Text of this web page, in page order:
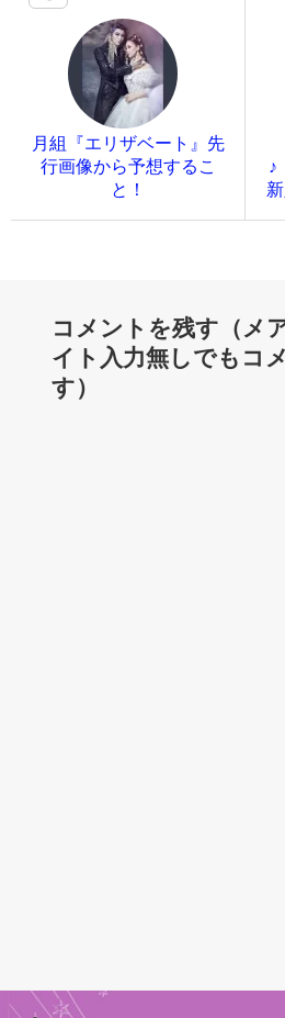
月組『エリザベート』先
行画像から予想するこ
と！
♪
コメントを残す（メ
イト入力無しでもコ
す）